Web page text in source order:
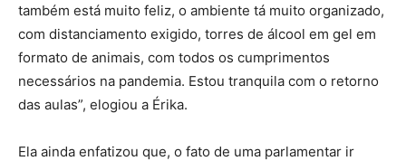
também está muito feliz, o ambiente tá muito organizado,
com distanciamento exigido, torres de álcool em gel em
formato de animais, com todos os cumprimentos
necessários na pandemia. Estou tranquila com o retorno
das aulas”, elogiou a Érika.
Ela ainda enfatizou que, o fato de uma parlamentar ir